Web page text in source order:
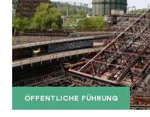
ÖFFENTLICHE FÜHRUNG
Der Erzschrägaufzug der
Copyright: